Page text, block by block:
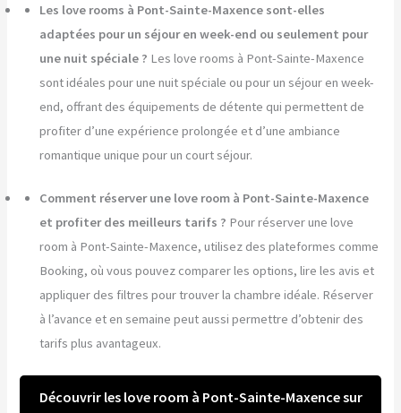
Les love rooms à Pont-Sainte-Maxence sont-elles
adaptées pour un séjour en week-end ou seulement pour
une nuit spéciale ? Les love rooms à Pont-Sainte-Maxence
sont idéales pour une nuit spéciale ou pour un séjour en week-
end, offrant des équipements de détente qui permettent de
profiter d’une expérience prolongée et d’une ambiance
romantique unique pour un court séjour.
Comment réserver une love room à Pont-Sainte-Maxence
et profiter des meilleurs tarifs ? Pour réserver une love
room à Pont-Sainte-Maxence, utilisez des plateformes comme
Booking, où vous pouvez comparer les options, lire les avis et
appliquer des filtres pour trouver la chambre idéale. Réserver
à l’avance et en semaine peut aussi permettre d’obtenir des
tarifs plus avantageux.
Découvrir les love room à Pont-Sainte-Maxence sur